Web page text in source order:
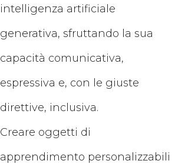
intelligenza artificiale
generativa, sfruttando la sua
capacità comunicativa,
espressiva e, con le giuste
direttive, inclusiva.
Creare oggetti di
apprendimento personalizzabili